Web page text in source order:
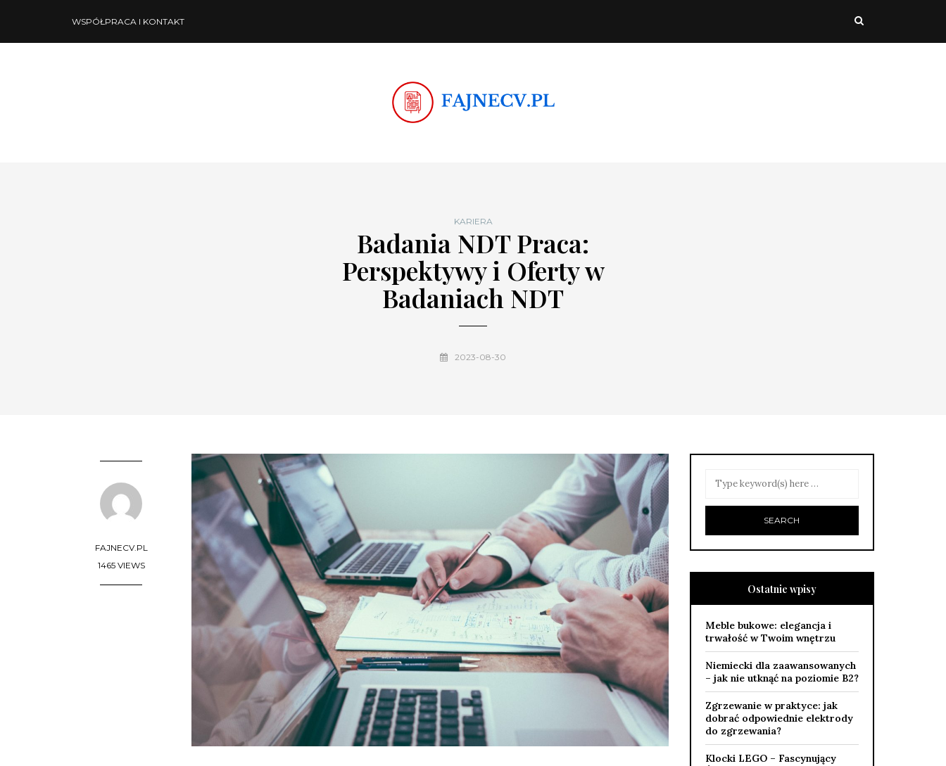
WSPÓŁPRACA I KONTAKT
KARIERA
Badania NDT Praca:
Perspektywy i Oferty w
Badaniach NDT
2023-08-30
FAJNECV.PL
1465 VIEWS
Ostatnie wpisy
Meble bukowe: elegancja i
trwałość w Twoim wnętrzu
Niemiecki dla zaawansowanych
– jak nie utknąć na poziomie B2?
Zgrzewanie w praktyce: jak
dobrać odpowiednie elektrody
do zgrzewania?
Klocki LEGO – Fascynujący